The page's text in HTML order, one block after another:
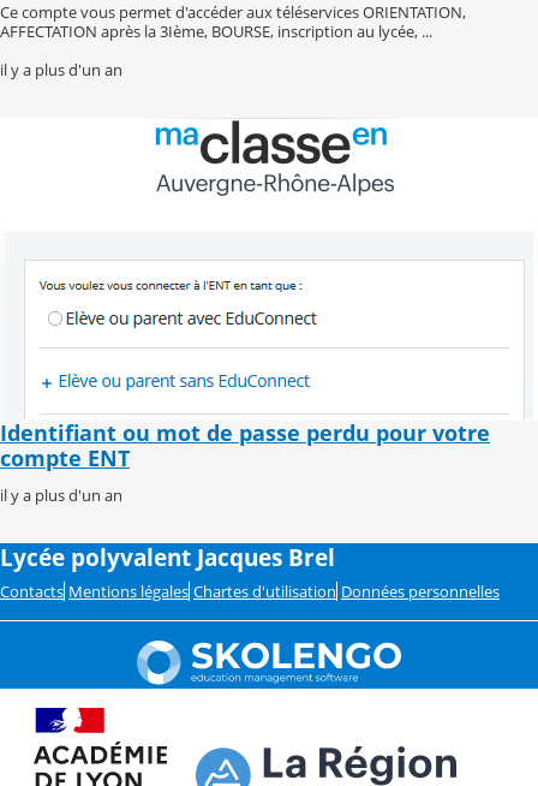
Ce compte vous permet d'accéder aux téléservices ORIENTATION,
AFFECTATION après la 3Ième, BOURSE, inscription au lycée, ...
il y a plus d'un an
Identifiant ou mot de passe perdu pour votre
compte ENT
il y a plus d'un an
Lycée polyvalent Jacques Brel
Contacts Mentions légales Chartes d'utilisation Données personnelles